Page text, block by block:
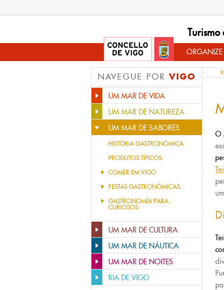
Turismo
NAVEGUE POR VIGO
UM MAR DE VIDA
UM MAR DE NATUREZA
UM MAR DE SABORES
HISTÓRIA GASTRONÓMICA
PRODUTOS TÍPICOS
COMER EM VIGO
FESTAS GASTRONÓMICAS
GASTRONOMÍA PARA
CURIOSOS
UM MAR DE CULTURA
UM MAR DE NÁUTICA
UM MAR DE NOITES
RIA DE VIGO
O